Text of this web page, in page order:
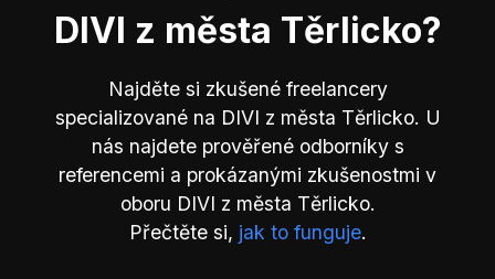
DIVI z města Těrlicko?
Najděte si zkušené freelancery
specializované na DIVI z města Těrlicko. U
nás najdete prověřené odborníky s
referencemi a prokázanými zkušenostmi v
oboru DIVI z města Těrlicko.
Přečtěte si, jak to funguje.